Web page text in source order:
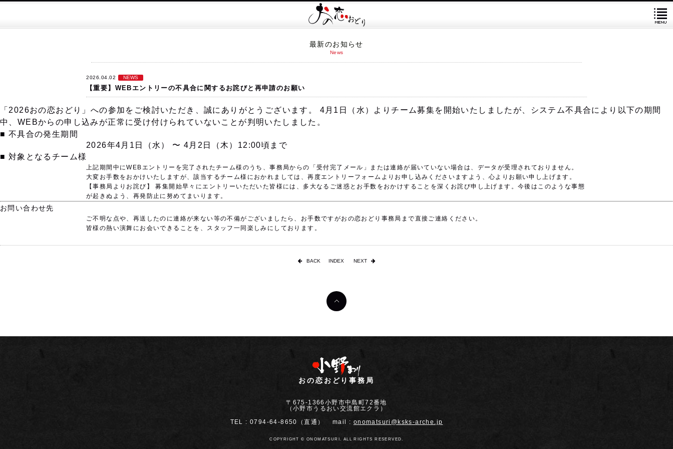
最新のお知らせ
News
2026.04.02 NEWS
【重要】WEBエントリーの不具合に関するお詫びと再申請のお願い
「2026おの恋おどり」への参加をご検討いただき、誠にありがとうございます。 4月1日（水）よりチーム募集を開始いたしましたが、システム不具合により以下の期間
中、WEBからの申し込みが正常に受け付けられていないことが判明いたしました。
■ 不具合の発生期間
2026年4月1日（水） 〜 4月2日（木）12:00頃まで
■ 対象となるチーム様
上記期間中にWEBエントリーを完了されたチーム様のうち、事務局からの「受付完了メール」または連絡が届いていない場合は、データが受理されておりません。
大変お手数をおかけいたしますが、該当するチーム様におかれましては、再度エントリーフォームよりお申し込みくださいますよう
、心よりお願い申し上げます。
【事務局よりお詫び】
募集開始早々にエントリーいただいた皆様には、多大なるご迷惑とお手数をおかけすることを深くお詫び申し上げます。今後はこのような事態
が起きぬよう、再発防止に努めてまいります。
お問い合わせ先
ご不明な点や、再送したのに連絡が来ない等の不備がございましたら、お手数ですがおの恋おどり事務局まで直接ご連絡ください。
皆様の熱い演舞にお会いできることを、スタッフ一同楽しみにしております。
BACK INDEX NEXT
おの恋おどり事務局
〒675-1366小野市中島町72番地
（小野市うるおい交流館エクラ）
TEL :0794-64-8650（直通） mail : onomatsuri@ksks-arche.jp
COPYRIGHT © ONOMATSURI. ALL RIGHTS RESERVED.